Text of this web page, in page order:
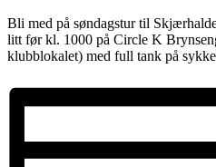
Bli med på søndagstur til
litt før kl. 1000 på Circle K
klubblokalet) med full tank på